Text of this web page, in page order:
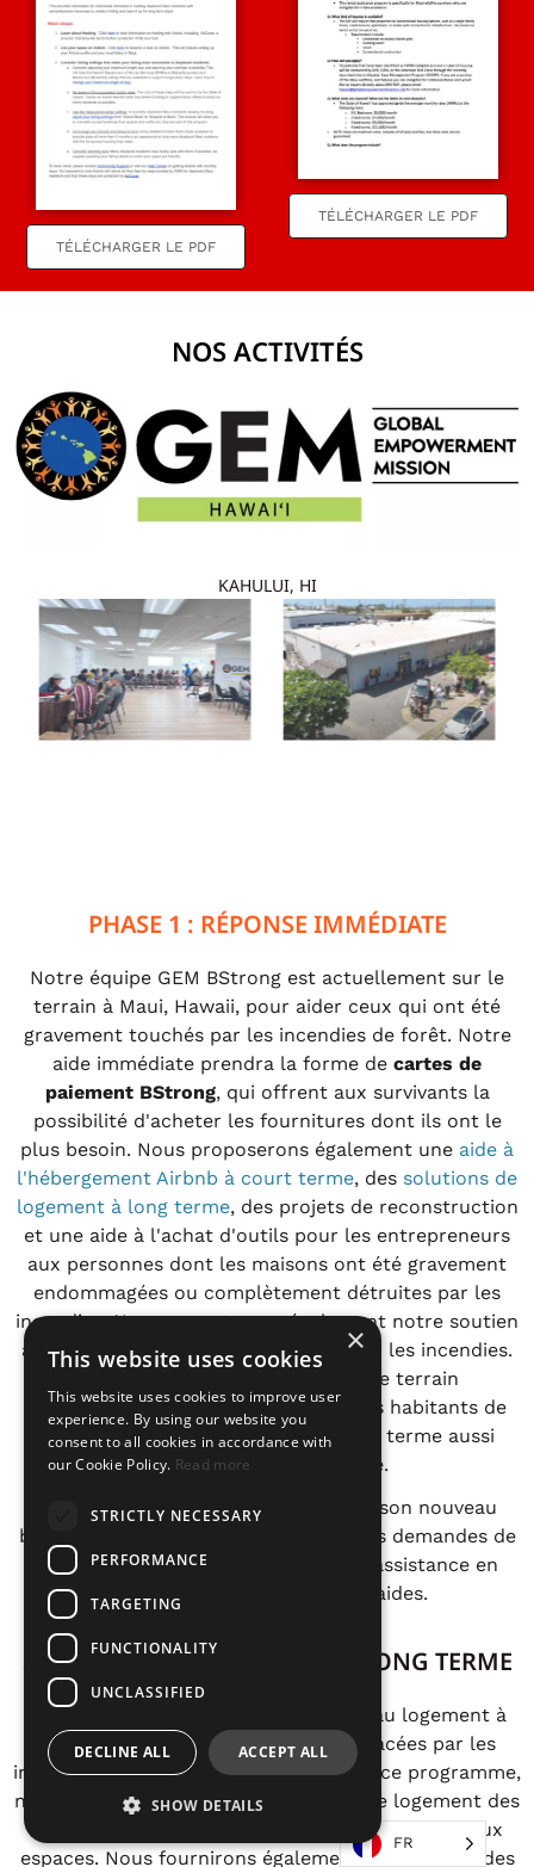
TÉLÉCHARGER LE PDF
TÉLÉCHARGER LE PDF
NOS ACTIVITÉS
KAHULUI, HI
PHASE 1 : RÉPONSE IMMÉDIATE
Notre équipe GEM BStrong est actuellement sur le
terrain à Maui, Hawaii, pour aider ceux qui ont été
gravement touchés par les incendies de forêt. Notre
aide immédiate prendra la forme de cartes de
paiement BStrong, qui offrent aux survivants la
possibilité d'acheter les fournitures dont ils ont le
plus besoin. Nous proposerons également une aide à
l'hébergement Airbnb à court terme, des solutions de
logement à long terme, des projets de reconstruction
et une aide à l'achat d'outils pour les entrepreneurs
aux personnes dont les maisons ont été gravement
endommagées ou complètement détruites par les
incendies. Nous apporterons également notre soutien
aux animaux domestiques touchés par les incendies.
Notre équipe sera présente sur le terrain
indéfiniment, afin de s'assurer que les habitants de
Maui bénéficient d'un soutien à long terme aussi
important que nécessaire.
Le GEM opère désormais à partir de son nouveau
bureau de Maui, qui est ouvert pour les demandes de
logement à long terme, les cartes d'assistance en
espèces BStrong et d'autres aides.
SOLUTIONS DE LOGEMENT À LONG TERME
Le GEM offre actuellement une aide au logement à
plus long terme aux personnes déplacées par les
incendies de Lahaina. Dans le cadre de ce programme,
nous contribuons à réduire les coûts de logement des
familles qui doivent emménager dans de nouveaux
espaces. Nous fournirons également à ces foyers des
FR
×
This website uses cookies
This website uses cookies to improve user
experience. By using our website you
consent to all cookies in accordance with
our Cookie Policy. Read more
STRICTLY NECESSARY
PERFORMANCE
TARGETING
FUNCTIONALITY
UNCLASSIFIED
ACCEPT ALL
DECLINE ALL
SHOW DETAILS